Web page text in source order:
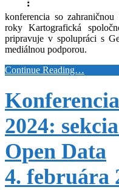
konferencia so
roky Kartografická
pripravuje v spolupráci s
mediálnou podporou.
Continue Reading…
2024:
Open Data
4. februára